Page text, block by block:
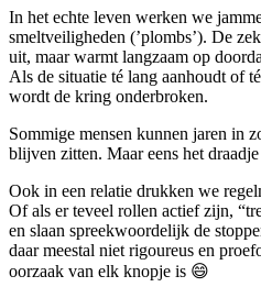
In het echte leven werken we
smeltveiligheden (’plombs’). De
uit, maar warmt langzaam op
Als de situatie té lang aanhoudt of
wordt de kring onderbroken.
Sommige mensen kunnen jaren in
blijven zitten. Maar eens het
Ook in een relatie drukken we
Of als er teveel rollen actief zijn,
en slaan spreekwoordelijk de
daar meestal niet rigoureus en
oorzaak van elk knopje is 😄